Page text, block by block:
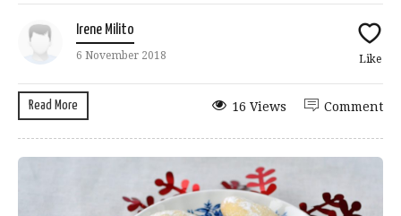
Irene Milito
6 November 2018 Like
Read More Comment
16 Views